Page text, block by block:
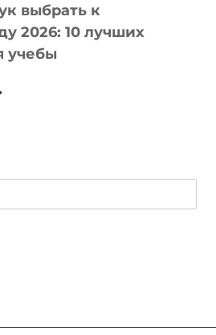
выбрать к
2026: 10 лучших
учебы